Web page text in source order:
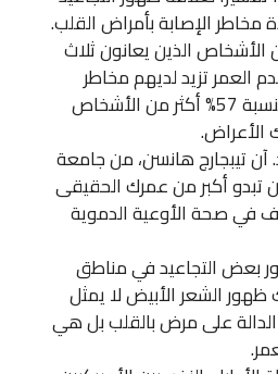
مخاطر الإصابة بأمراض القلب.
الذين يعانون ثلاث
العمر تزيد لديهم مخاطر
الإصابة بأزمات القلب بنسبة 57% أكثر من الأشخاص
الأعراض.
آن تيبجارج هانسن، من جامعة
تبدو أكبر من عمرك الحقيقى
صحة الأوعية الدموية
بعض التجاعيد في مناطق
الشعر الأبيض لا يمثل
على مرض بالقلب بل هي